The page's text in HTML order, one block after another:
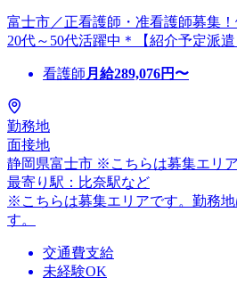
富士市／正看護師・准看護師募集
20代～50代活躍中＊【紹介予定派遣
看護師 月給289,076円〜
勤務地
面接地
静岡県富士市 ※こちらは募集エリ
最寄り駅：比奈駅など
※こちらは募集エリアです。勤務地
す。
交通費支給
未経験OK